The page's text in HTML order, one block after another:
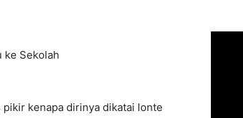
kenapa dirinya dikatai lonte